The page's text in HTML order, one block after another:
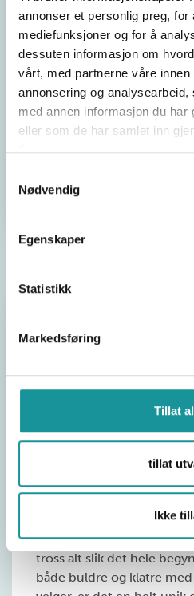
annonser et personlig preg, for
mediefunksjoner og for å
dessuten informasjon om
vårt, med partnerne våre innen
annonsering og
med annen informasjon du har
eller som de har samlet inn
tjenestene deres.
Nødvendig
Egenskaper
Statistikk
Markedsføring
Tillat
tillat
Ikke
bremser deg automatisk
fires ned fra veggen.
bruk av autobelay (3 min).
Ledklatring : Du klatrer
sikrer inn i slynger
du beveger deg oppover.
gjennom en brems av en
Ønsker du å klatre
ledklatring.
Å klatre ute i naturen er
tross alt slik det hele
både buldre og klatre